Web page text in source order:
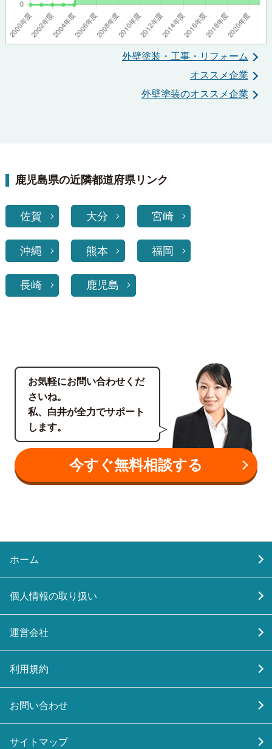
外壁塗装・工事・リフォーム
オススメ企業
外壁塗装のオススメ企業
鹿児島県の近隣都道府県リンク
佐賀 大分 宮崎
沖縄 熊本 福岡
長崎 鹿児島
お気軽にお問い合わせくだ
さいね。
私、白井が全力でサポート
します。
今すぐ無料相談する
ホーム
個人情報の取り扱い
運営会社
利用規約
お問い合わせ
サイトマップ